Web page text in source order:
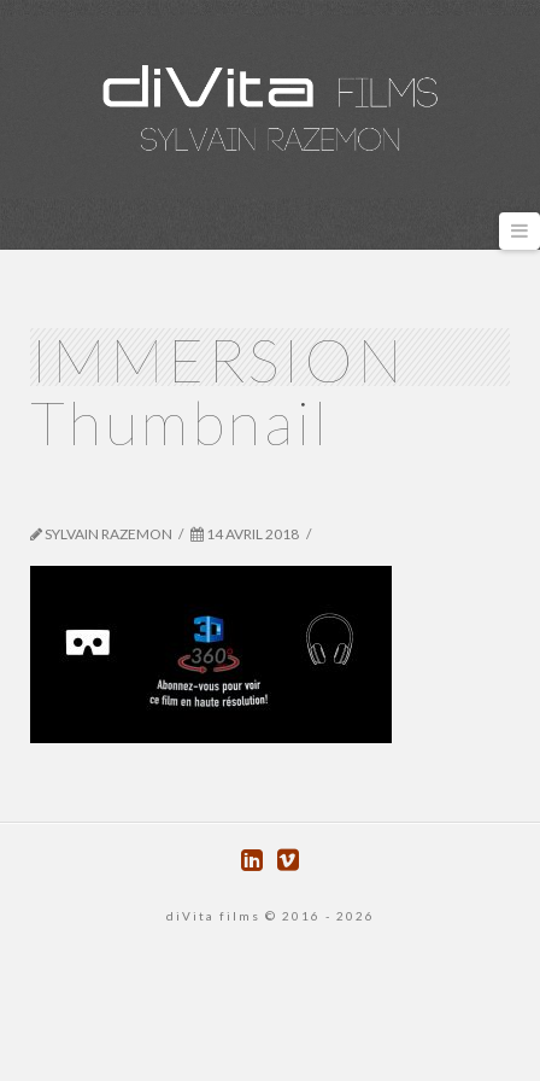
IMMERSION
Thumbnail
SYLVAIN RAZEMON 14 AVRIL 2018
diVita films © 2016 - 2026